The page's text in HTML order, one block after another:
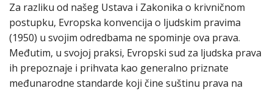
Za razliku od našeg Ustava i Zakonika o krivničnom
postupku, Evropska konvencija o ljudskim pravima
(1950) u svojim odredbama ne spominje ova prava.
Međutim, u svojoj praksi, Evropski sud za ljudska prava
ih prepoznaje i prihvata kao generalno priznate
međunarodne standarde koji čine suštinu prava na